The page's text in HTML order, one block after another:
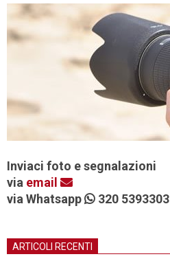
Inviaci foto e segnalazioni
via email
via Whatsapp
320 5393303
ARTICOLI RECENTI